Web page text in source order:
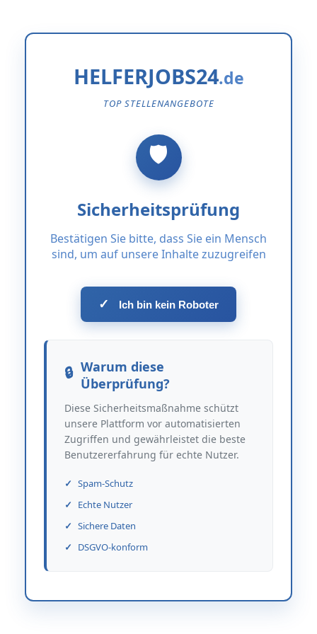
HELFERJOBS24
TOP STELLENANGEBOTE
Sicherheitsprüfung
Bestätigen Sie bitte, dass Sie ein Mensch
sind, um auf unsere Inhalte zuzugreifen
✓ Ich bin kein Roboter
Warum diese
Überprüfung?
Diese Sicherheitsmaßnahme schützt
unsere Plattform vor automatisierten
Zugriffen und gewährleistet die beste
Benutzererfahrung für echte Nutzer.
Spam-Schutz
Echte Nutzer
Sichere Daten
DSGVO-konform